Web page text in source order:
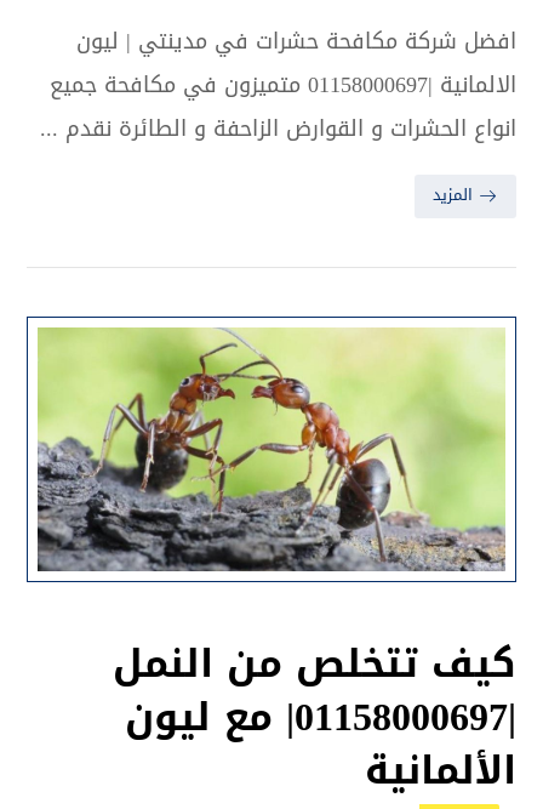
افضل شركة مكافحة حشرات في مدينتي | ليون
الالمانية |01158000697 متميزون في مكافحة جميع
انواع الحشرات و القوارض الزاحفة و الطائرة نقدم ...
المزيد
كيف تتخلص من النمل
|01158000697| مع ليون
الألمانية